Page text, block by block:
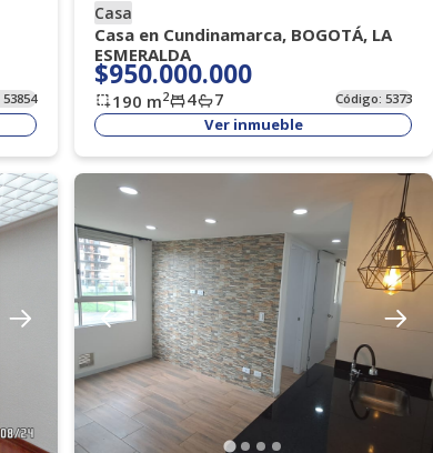
53854
Casa
Casa en Cundinamarca, BOGOTÁ, LA
ESMERALDA
$950.000.000
190 m2 4 7 Código: 5373
Ver inmueble